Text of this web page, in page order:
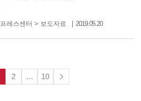
프레스센터 > 보도자료 2019.05.20
2 … 10